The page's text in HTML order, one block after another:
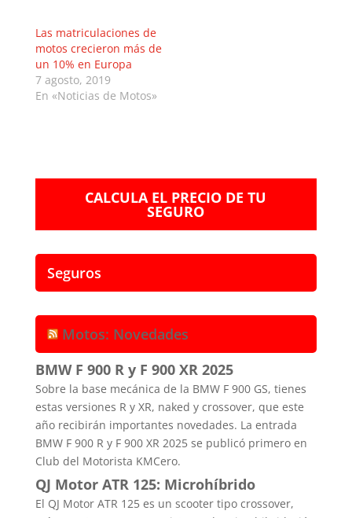
Las matriculaciones de
motos crecieron más de
un 10% en Europa
7 agosto, 2019
En «Noticias de Motos»
CALCULA EL PRECIO DE TU
SEGURO
Seguros
Motos: Novedades
BMW F 900 R y F 900 XR 2025
Sobre la base mecánica de la BMW F 900 GS, tienes
estas versiones R y XR, naked y crossover, que este
año recibirán importantes novedades. La entrada
BMW F 900 R y F 900 XR 2025 se publicó primero en
Club del Motorista KMCero.
QJ Motor ATR 125: Microhíbrido
El QJ Motor ATR 125 es un scooter tipo crossover,